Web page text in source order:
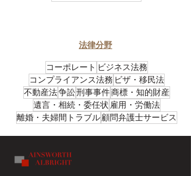
​法律分野
コーポレート ビジネス法務
コンプライアンス法務 ビザ・移民法
不動産法争訟刑事事件商標・知的財産
遺言・相続・委任状 雇用・労働法
離婚・夫婦間トラブル顧問弁護士サービス